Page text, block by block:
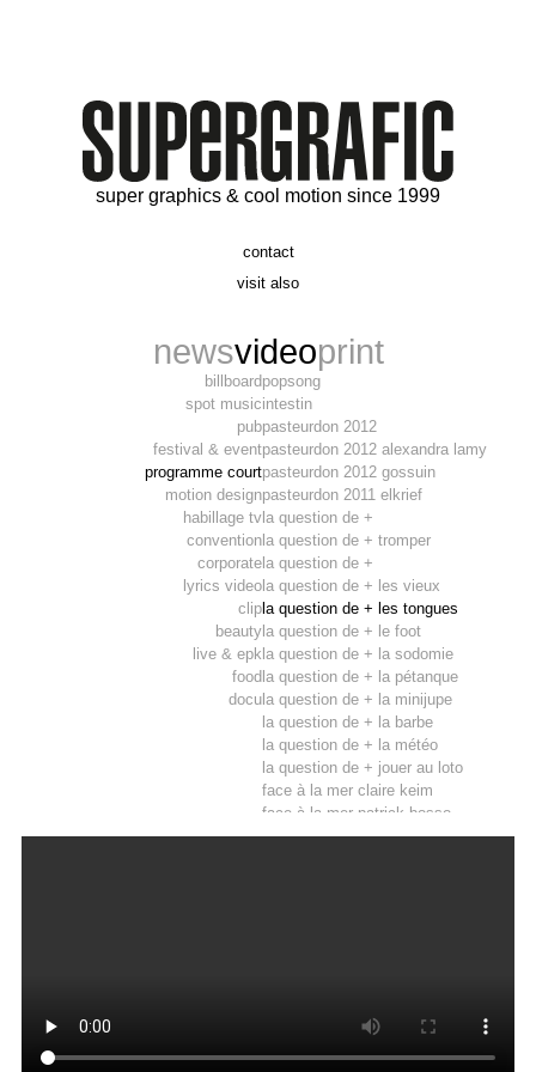
super graphics & cool motion since 1999
contact
t. 06 09 56 46 73
visit also
newsvideoprint
billboard
spot music
pub
festival & event
programme court
motion design
habillage tv
convention
corporate
lyrics video
clip
beauty
live & epk
food
docu
popsong
intestin
pasteurdon 2012
pasteurdon 2012 alexandra lamy
pasteurdon 2012 gossuin
pasteurdon 2011 elkrief
la question de +
la question de + tromper
la question de +
la question de + les vieux
la question de + les tongues
la question de + le foot
la question de + la sodomie
la question de + la pétanque
la question de + la minijupe
la question de + la barbe
la question de + la météo
la question de + jouer au loto
face à la mer claire keim
face à la mer patrick bosso
face à la mer patrick fiori
face à la mer antoine dulery
face à la mer anthony kavanagh
face à la mer armelle